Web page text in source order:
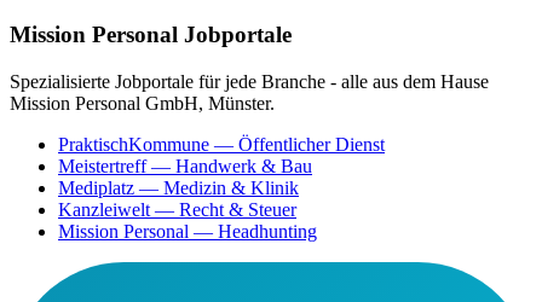
Mission Personal Jobportale
Spezialisierte Jobportale für jede Branche - alle aus dem Hause
Mission Personal GmbH, Münster.
PraktischKommune — Öffentlicher Dienst
Meistertreff— Handwerk & Bau
Mediplatz — Medizin & Klinik
Kanzleiwelt — Recht & Steuer
Mission Personal — Headhunting